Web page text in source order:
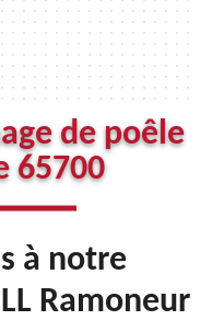
de poêle
65700
à notre
Ramoneur